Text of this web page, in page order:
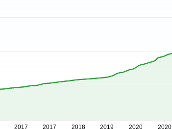
2017 2017 2018 2019 2020 2020